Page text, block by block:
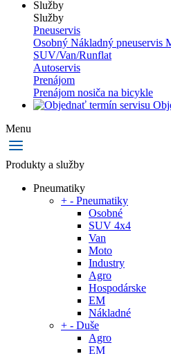
Služby
Služby
Pneuservis
Osobný Nákladný pneuservis
SUV/Van/Runflat
Autoservis
Prenájom
Prenájom nosiča na bicykle
Menu
Produkty a služby
Pneumatiky
+ - Pneumatiky
Osobné
SUV 4x4
Van
Moto
Industry
Agro
Hospodárske
EM
Nákladné
+ - Duše
Agro
EM